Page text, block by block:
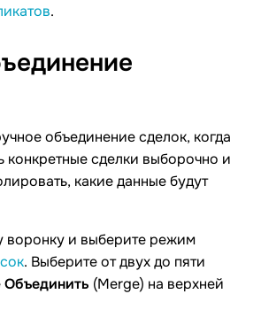
.
объединение сделок, когда
конкретные сделки выборочно и
какие данные будут
воронку и выберите режим
. Выберите от двух до пяти
Объединить (Merge) на верхней